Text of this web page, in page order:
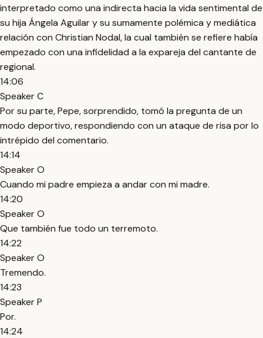
interpretado como una indirecta hacia la vida sentimental de
su hija Ángela Aguilar y su sumamente polémica y mediática
relación con Christian Nodal, la cual también se refiere había
empezado con una infidelidad a la expareja del cantante de
regional.
14:06
Speaker C
Por su parte, Pepe, sorprendido, tomó la pregunta de un
modo deportivo, respondiendo con un ataque de risa por lo
intrépido del comentario.
14:14
Speaker O
Cuando mi padre empieza a andar con mi madre.
14:20
Speaker O
Que también fue todo un terremoto.
14:22
Speaker O
Tremendo.
14:23
Speaker P
Por.
14:24